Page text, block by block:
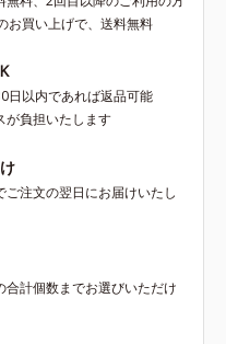
お買い上げで、送料無料
日以内であれば返品可能
負担いたします
注文の翌日にお届けいたし
合計個数までお選びいただけ